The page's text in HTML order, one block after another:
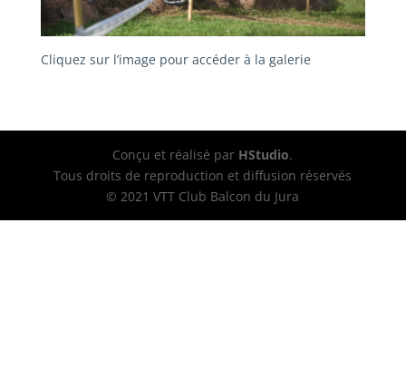
Cliquez sur l’image pour accéder à la galerie
Conçu et réalisé par HStudio.
Tous droits de reproduction et diffusion réservés
© 2021 VTT Club Balcon du Jura